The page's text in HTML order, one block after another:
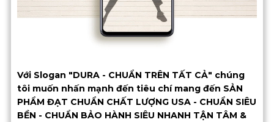
Với Slogan "DURA - CHUẨN TRÊN TẤT CẢ" chúng
tôi muốn nhấn mạnh đến tiêu chí mang đến SẢN
PHẨM ĐẠT CHUẨN CHẤT LƯỢNG USA - CHUẨN SIÊU
BỀN - CHUẨN BẢO HÀNH SIÊU NHANH TẬN TÂM &